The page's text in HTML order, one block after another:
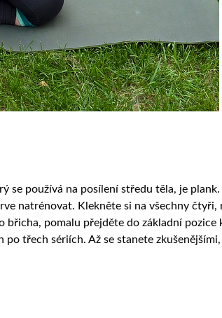
se používá na posílení středu těla, je
natrénovat. Klekněte si na všechny
břicha, pomalu přejděte do základní
třech sériích. Až se stanete